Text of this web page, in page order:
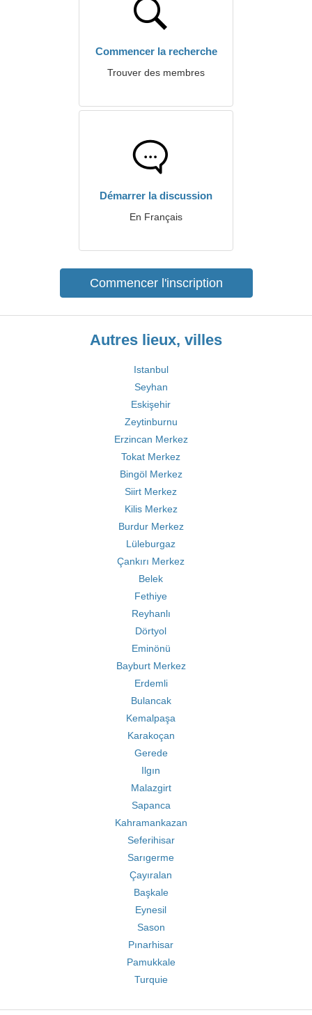
Commencer la recherche
Trouver des membres
Démarrer la discussion
En Français
Commencer l'inscription
Autres lieux, villes
Istanbul
Seyhan
Eskişehir
Zeytinburnu
Erzincan Merkez
Tokat Merkez
Bingöl Merkez
Siirt Merkez
Kilis Merkez
Burdur Merkez
Lüleburgaz
Çankırı Merkez
Belek
Fethiye
Reyhanlı
Dörtyol
Eminönü
Bayburt Merkez
Erdemli
Bulancak
Kemalpaşa
Karakoçan
Gerede
Ilgın
Malazgirt
Sapanca
Kahramankazan
Seferihisar
Sarıgerme
Çayıralan
Başkale
Eynesil
Sason
Pınarhisar
Pamukkale
Turquie